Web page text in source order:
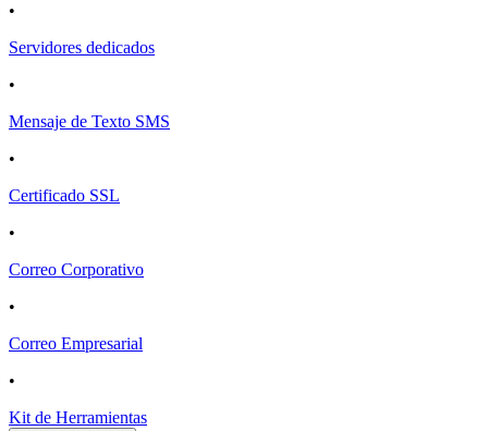
•
Servidores dedicados
•
Mensaje de Texto SMS
•
Certificado SSL
•
Correo Corporativo
•
Correo Empresarial
•
Kit de Herramientas